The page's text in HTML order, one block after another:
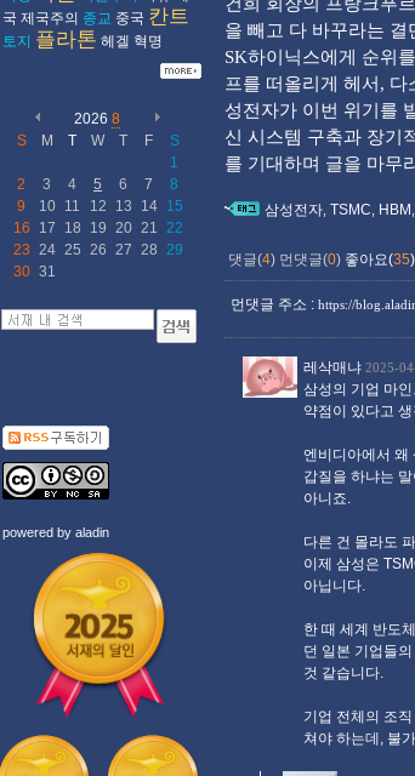
국 제국주의 종교 중국 칸트
토지 플라톤 헤겔 혁명
2026 8
S
M T W T F
S
1
2
3 4 5 6 7
8
9
10 11 12 13 14
15
16
17 18 19 20 21 22
23 24 25 26 27 28 29
30 31
powered by aladin
건희 회장의 프랑크푸
을 빼고 다 바꾸라는
SK하이닉스에게 순위
프를 떠올리게 헤서,
성전자가 이번 위기를
신 시스템 구축과 장기
를 기대하며 글을 마무
삼성전자, TSMC, HBM ,
댓글(4) 먼댓글(0) 좋아요(35)
먼댓글 주소 : https://
레삭매냐 2025-
삼성의 기업 마
약점이 있다고
엔비디아에서 왜
갑질을 하냐는 말
아니죠.
다른 건 몰라도
이제 삼성은
아닙니다.
한 때 세계 반도
던 일본 기업들
것 같습니다.
기업 전체의 조
쳐야 하는데, 불